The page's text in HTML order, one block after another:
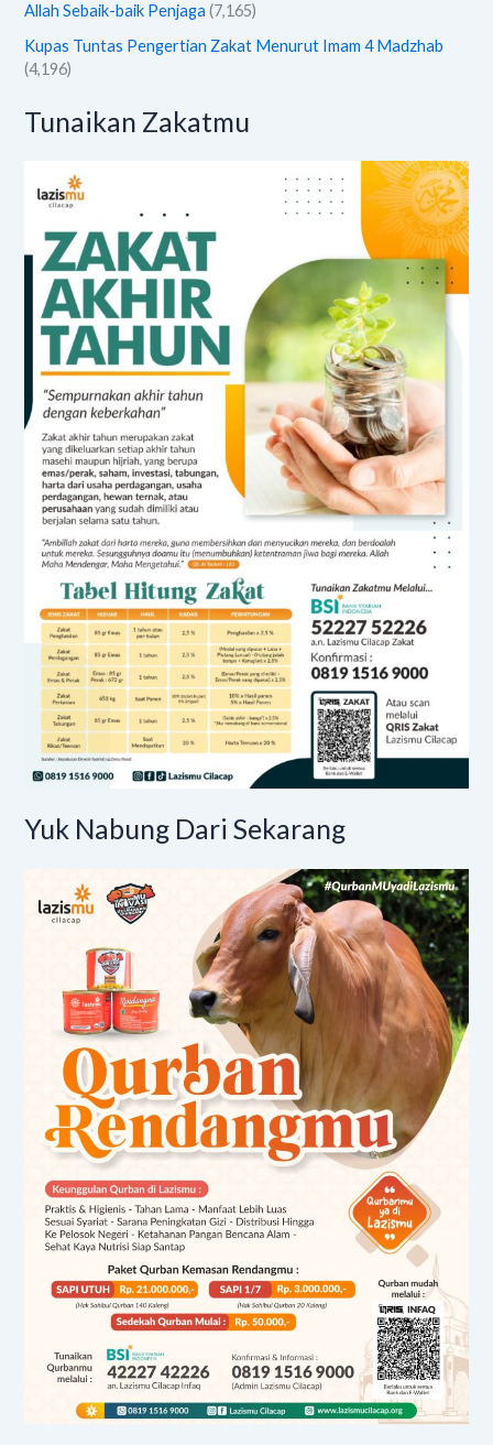
Allah Sebaik-baik Penjaga (7,165)
Kupas Tuntas Pengertian Zakat Menurut Imam 4 Madzhab
(4,196)
Tunaikan Zakatmu
Yuk Nabung Dari Sekarang